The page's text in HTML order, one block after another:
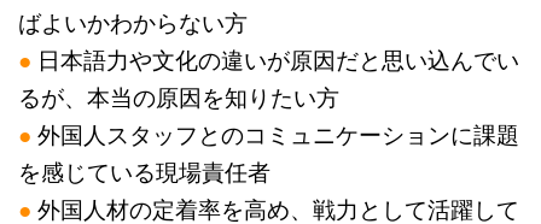
ばよいかわからない方
● 日本語力や文化の違いが原因だと思い込んでい
るが、本当の原因を知りたい方
●外国人スタッフとのコミュニケーションに課題
を感じている現場責任者
●外国人材の定着率を高め、戦力として活躍して